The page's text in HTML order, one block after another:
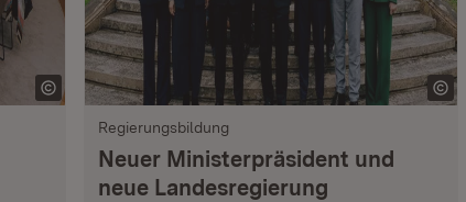
Regierungsbildung
Neuer Ministerpräsident und
neue Landesregierung